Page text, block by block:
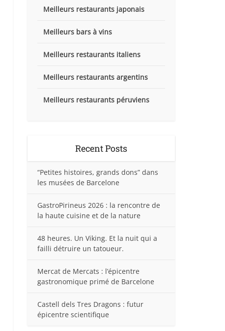
Meilleurs restaurants japonais
Meilleurs bars à vins
Meilleurs restaurants italiens
Meilleurs restaurants argentins
Meilleurs restaurants péruviens
Recent Posts
“Petites histoires, grands dons” dans
les musées de Barcelone
GastroPirineus 2026 : la rencontre de
la haute cuisine et de la nature
48 heures. Un Viking. Et la nuit qui a
failli détruire un tatoueur.
Mercat de Mercats : l’épicentre
gastronomique primé de Barcelone
Castell dels Tres Dragons : futur
épicentre scientifique